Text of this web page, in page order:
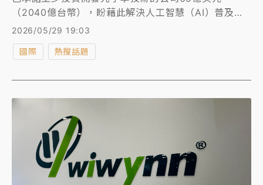
（2040億台幣），盼藉此解決人工智慧（AI）普及一
大瓶頸。
2026/05/29 19:03
國際 熱搜話題